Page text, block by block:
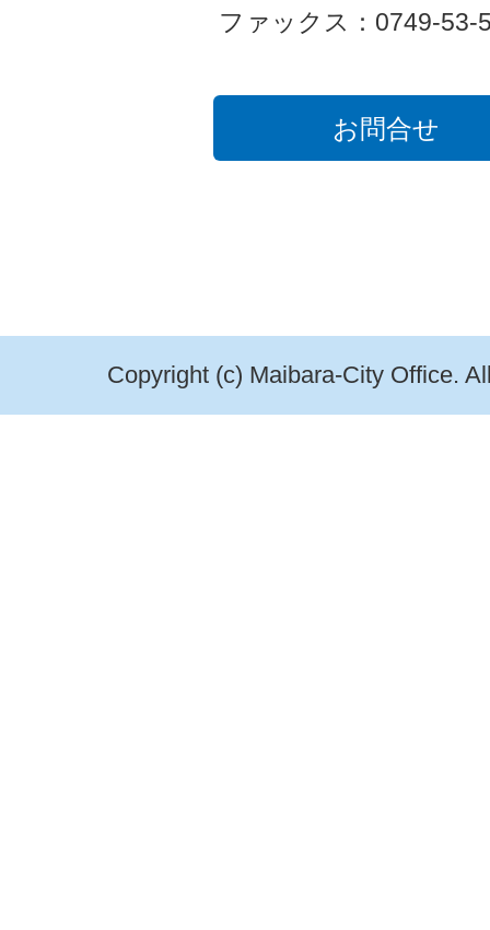
ファックス：0749-53-
お問合せ
Copyright (c) Maibara-City Office.